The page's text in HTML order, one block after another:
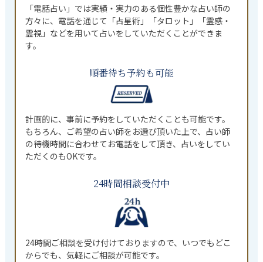
「電話占い」では実績・実力のある個性豊かな占い師の
方々に、電話を通じて「占星術」「タロット」「霊感・
霊視」などを用いて占いをしていただくことができま
す。
順番待ち予約も可能
計画的に、事前に予約をしていただくことも可能です。
もちろん、ご希望の占い師をお選び頂いた上で、占い師
の待機時間に合わせてお電話をして頂き、占いをしてい
ただくのもOKです。
24時間相談受付中
24時間ご相談を受け付けておりますので、いつでもどこ
からでも、気軽にご相談が可能です。